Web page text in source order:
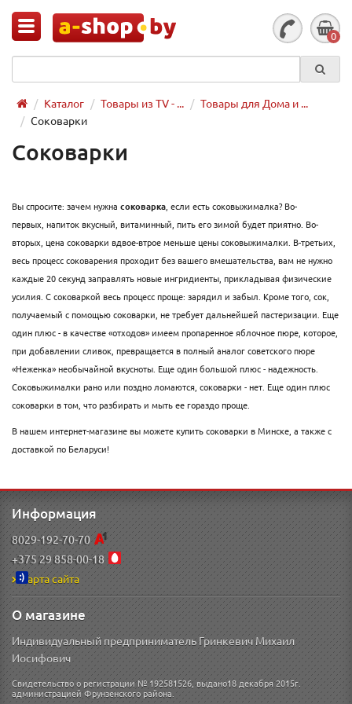
0
Каталог Товары из TV - ...
Товары для Дома и ...
Соковарки
Соковарки
Вы спросите: зачем нужна соковарка , если есть соковыжималка? Во-
первых, напиток вкусный, витаминный, пить его зимой будет приятно. Во-
вторых, цена соковарки вдвое-втрое меньше цены соковыжималки. В-третьих,
весь процесс соковарения проходит без вашего вмешательства, вам не нужно
каждые 20 секунд заправлять новые ингридиенты, прикладывая физические
усилия. С соковаркой весь процесс проще: зарядил и забыл. Кроме того, сок,
получаемый с помощью соковарки, не требует дальнейшей пастеризации. Еще
один плюс - в качестве «отходов» имеем пропаренное яблочное пюре, которое,
при добавлении сливок, превращается в полный аналог советского пюре
«Неженка» необычайной вкусноты. Еще один большой плюс - надежность.
Соковыжималки рано или поздно ломаются, соковарки - нет. Еще один плюс
соковарки в том, что разбирать и мыть ее гораздо проще.
В нашем интернет-магазине вы можете купить соковарки в Минске, а также с
доставкой по Беларуси!
Информация
8029-192-70-70
+375 29 858-00-18
Карта сайта
О магазине
Индивидуальный предприниматель Гринкевич Михаил
Иосифович
Свидетельство о регистрации № 192581526, выдано18 декабря 2015г.
администрацией Фрунзенского района.